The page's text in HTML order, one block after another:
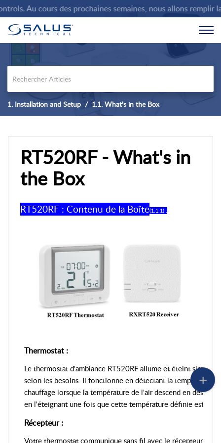
Au cours des prochaines semaines, nous allons remplir
1. Installation and Setup 1.1. What's in the Box
RT520RF - What's in
the Box
RT520RF : Contenu de la Boîte(1.1.1) .
Thermostat :
Le thermostat d'ambiance RT520RF allume et éteint
selon les besoins. Il fonctionne en détectant la température
chauffage lorsque la température de l'air descend en
en l'éteignant une fois que cette température définie est
Récepteur :
Votre thermostat communique sans fil avec le récepteur